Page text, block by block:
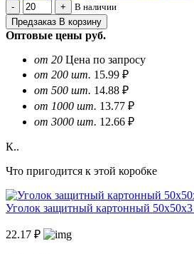
В наличии
Предзаказ В корзину
Оптовые цены руб.
от 20 Цена по запросу
от 200 шт. 15.99 ₽
от 500 шт. 14.88 ₽
от 1000 шт. 13.77 ₽
от 3000 шт. 12.66 ₽
К..
Что пригодится к этой коробке
Уголок защитный картонный
22.17 ₽